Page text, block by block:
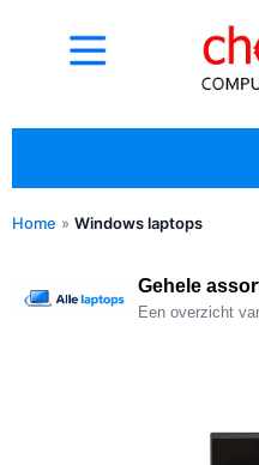
✓ Refurbished kopen
Home » Windows laptops
Gehele
Een overzicht